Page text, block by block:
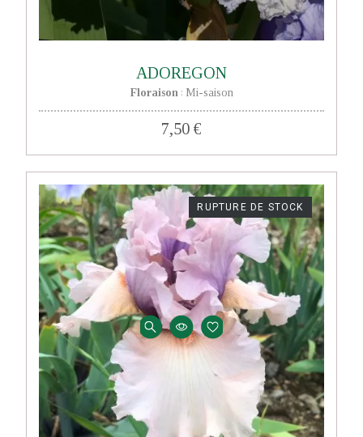
ADOREGON
7,50 €
Floraison : Mi-saison
RUPTURE DE STOCK